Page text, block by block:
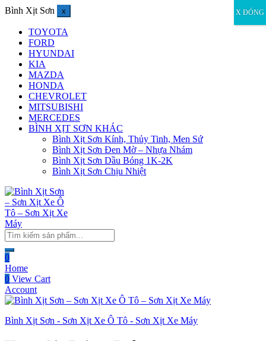
Bình Xịt Sơn x
TOYOTA
FORD
HYUNDAI
KIA
MAZDA
HONDA
CHEVROLET
MITSUBISHI
MERCEDES
BÌNH XỊT SƠN KHÁC
Bình Xịt Sơn Kính, Thủy Tinh, Men Sứ
Bình Xịt Sơn Đen Mờ – Nhựa Nhám
Bình Xịt Sơn Dầu Bóng 1K-2K
Bình Xịt Sơn Chịu Nhiệt
0
Home
0 View Cart
Account
Bình Xịt Sơn - Sơn Xịt Xe Ô Tô - Sơn Xịt Xe Máy
X ĐÓNG